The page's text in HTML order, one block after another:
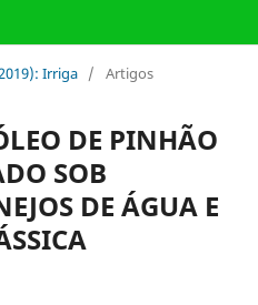
Irriga / Artigos
DE PINHÃO
SOB
DE ÁGUA E